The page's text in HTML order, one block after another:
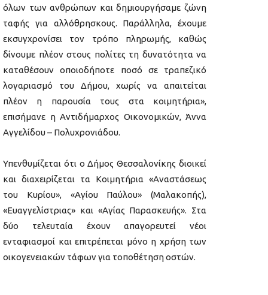
όλων των ανθρώπων και δημιουργήσαμε ζώνη
ταφής για αλλόθρησκους. Παράλληλα, έχουμε
εκσυγχρονίσει τον τρόπο πληρωμής, καθώς
δίνουμε πλέον στους πολίτες τη δυνατότητα να
καταθέσουν οποιοδήποτε ποσό σε τραπεζικό
λογαριασμό του Δήμου, χωρίς να απαιτείται
πλέον η παρουσία τους στα κοιμητήρια»,
επισήμανε η Αντιδήμαρχος Οικονομικών, Άννα
Αγγελίδου – Πολυχρονιάδου.
Υπενθυμίζεται ότι ο Δήμος Θεσσαλονίκης διοικεί
και διαχειρίζεται τα Κοιμητήρια «Αναστάσεως
του Κυρίου», «Αγίου Παύλου» (Μαλακοπής),
«Ευαγγελίστριας» και «Αγίας Παρασκευής». Στα
δύο τελευταία έχουν απαγορευτεί νέοι
ενταφιασμοί και επιτρέπεται μόνο η χρήση των
οικογενειακών τάφων για τοποθέτηση οστών.